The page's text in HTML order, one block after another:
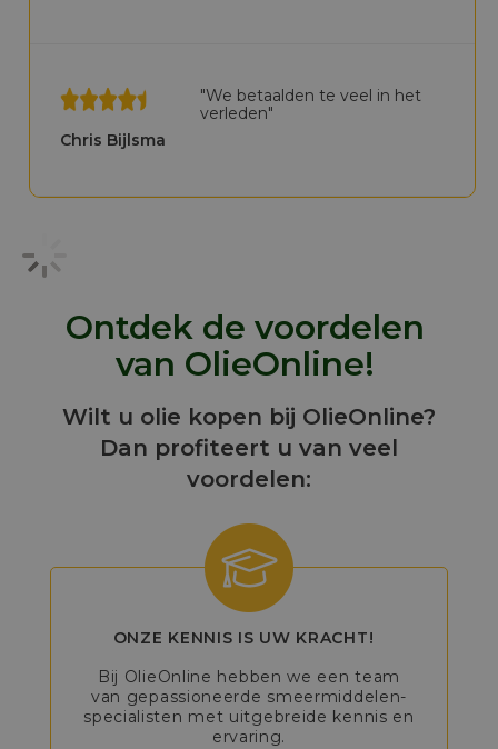
Chris Bijlsma
"We betaalden te veel in het
verleden"
Ontdek de voordelen
van OlieOnline!
Wilt u olie kopen bij OlieOnline?
Dan profiteert u van veel
voordelen:
ONZE KENNIS IS UW KRACHT!
Bij OlieOnline hebben we een team
van gepassioneerde smeermiddelen-
specialisten met uitgebreide kennis en
ervaring.